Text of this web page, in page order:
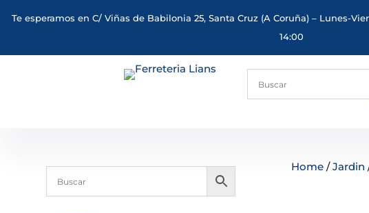
Te esperamos en C/ Viñas de Babilonia 25, Santa Cruz (A Coruña) – Lunes-
14:00
Home/Jardin